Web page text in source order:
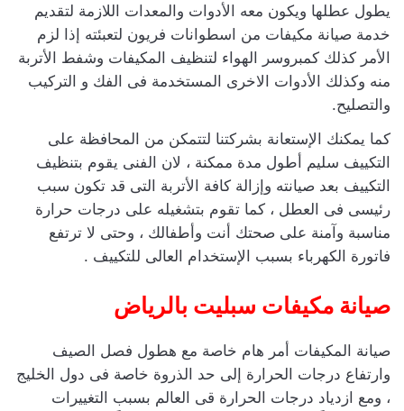
يطول عطلها ويكون معه الأدوات والمعدات اللازمة لتقديم
خدمة صيانة مكيفات من اسطوانات فريون لتعبئته إذا لزم
الأمر كذلك كمبروسر الهواء لتنظيف المكيفات وشفط الأتربة
منه وكذلك الأدوات الاخرى المستخدمة فى الفك و التركيب
والتصليح.
كما يمكنك الإستعانة بشركتنا لتتمكن من المحافظة على
التكييف سليم أطول مدة ممكنة ، لان الفنى يقوم بتنظيف
التكييف بعد صيانته وإزالة كافة الأتربة التى قد تكون سبب
رئيسى فى العطل ، كما تقوم بتشغيله على درجات حرارة
مناسبة وآمنة على صحتك أنت وأطفالك ، وحتى لا ترتفع
فاتورة الكهرباء بسبب الإستخدام العالى للتكييف .
صيانة مكيفات سبليت بالرياض
صيانة المكيفات أمر هام خاصة مع هطول فصل الصيف
وارتفاع درجات الحرارة إلى حد الذروة خاصة فى دول الخليج
، ومع ازدياد درجات الحرارة قى العالم بسبب التغييرات